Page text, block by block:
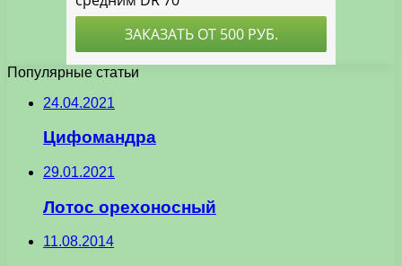
Популярные статьи
24.04.2021
Цифомандра
29.01.2021
Лотос орехоносный
11.08.2014